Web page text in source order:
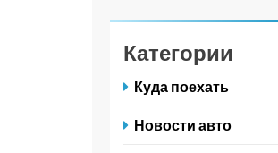
Категории
Куда поехать
Новости авто